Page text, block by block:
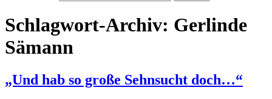
Schlagwort-Archiv: Gerlinde
Sämann
„Und hab so große Sehnsucht doch…“